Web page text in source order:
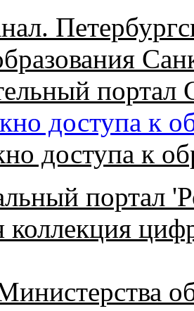
портал
доступа к
доступа к
портал